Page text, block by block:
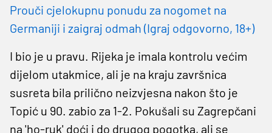
Prouči cjelokupnu ponudu za nogomet na
Germaniji i zaigraj odmah (Igraj odgovorno, 18+)
I bio je u pravu. Rijeka je imala kontrolu većim
dijelom utakmice, ali je na kraju završnica
susreta bila prilično neizvjesna nakon što je
Topić u 90. zabio za 1-2. Pokušali su Zagrepčani
na 'ho-ruk' doći i do drugog pogotka, ali se